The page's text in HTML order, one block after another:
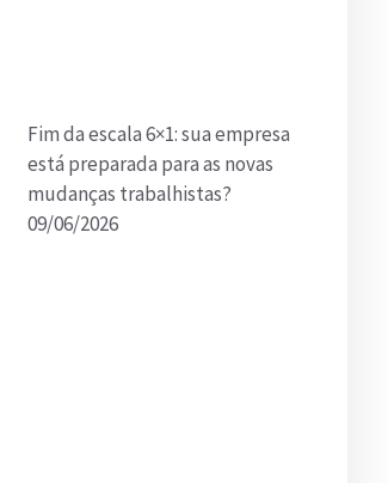
Fim da escala 6×1: sua empresa
está preparada para as novas
mudanças trabalhistas?
09/06/2026